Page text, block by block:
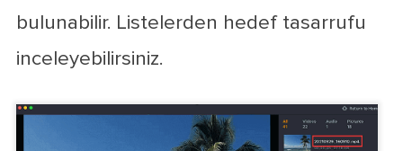
bulunabilir. Listelerden hedef tasarrufu
inceleyebilirsiniz.